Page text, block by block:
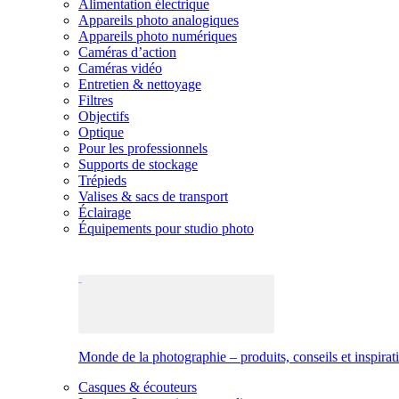
Alimentation électrique
Appareils photo analogiques
Appareils photo numériques
Caméras d’action
Caméras vidéo
Entretien & nettoyage
Filtres
Objectifs
Optique
Pour les professionnels
Supports de stockage
Trépieds
Valises & sacs de transport
Éclairage
Équipements pour studio photo
Monde de la photographie – produits, conseils et
Casques & écouteurs